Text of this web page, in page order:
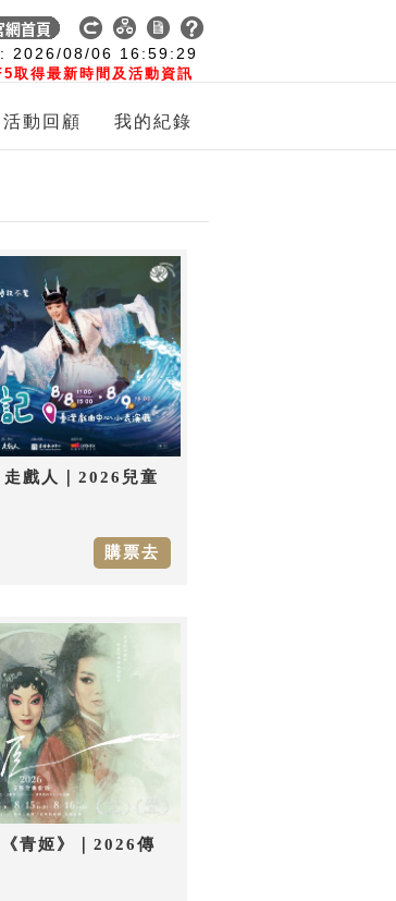
2026/08/06 16:59:30
取得最新時間及活動資訊
活動回顧 我的紀錄
走戲人｜2026兒童
購票去
青姬》｜2026傳